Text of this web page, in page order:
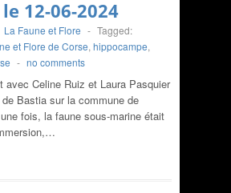
12-06-2024
La Faune et Flore - Tagged:
et Flore de Corse, hippocampe,
- no comments
avec Celine Ruiz et Laura Pasquier
Bastia sur la commune de
fois, la faune sous-marine était